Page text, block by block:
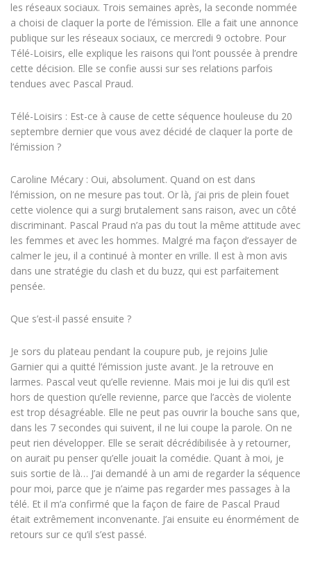
les réseaux sociaux. Trois semaines après, la seconde nommée
a choisi de claquer la porte de l’émission. Elle a fait une annonce
publique sur les réseaux sociaux, ce mercredi 9 octobre. Pour
Télé-Loisirs, elle explique les raisons qui l’ont poussée à prendre
cette décision. Elle se confie aussi sur ses relations parfois
tendues avec Pascal Praud.
Télé-Loisirs : Est-ce à cause de cette séquence houleuse du 20
septembre dernier que vous avez décidé de claquer la porte de
l’émission ?
Caroline Mécary : Oui, absolument. Quand on est dans
l’émission, on ne mesure pas tout. Or là, j’ai pris de plein fouet
cette violence qui a surgi brutalement sans raison, avec un côté
discriminant. Pascal Praud n’a pas du tout la même attitude avec
les femmes et avec les hommes. Malgré ma façon d’essayer de
calmer le jeu, il a continué à monter en vrille. Il est à mon avis
dans une stratégie du clash et du buzz, qui est parfaitement
pensée.
Que s’est-il passé ensuite ?
Je sors du plateau pendant la coupure pub, je rejoins Julie
Garnier qui a quitté l’émission juste avant. Je la retrouve en
larmes. Pascal veut qu’elle revienne. Mais moi je lui dis qu’il est
hors de question qu’elle revienne, parce que l’accès de violente
est trop désagréable. Elle ne peut pas ouvrir la bouche sans que,
dans les 7 secondes qui suivent, il ne lui coupe la parole. On ne
peut rien développer. Elle se serait décrédibilisée à y retourner,
on aurait pu penser qu’elle jouait la comédie. Quant à moi, je
suis sortie de là… J’ai demandé à un ami de regarder la séquence
pour moi, parce que je n’aime pas regarder mes passages à la
télé. Et il m’a confirmé que la façon de faire de Pascal Praud
était extrêmement inconvenante. J’ai ensuite eu énormément de
retours sur ce qu’il s’est passé.